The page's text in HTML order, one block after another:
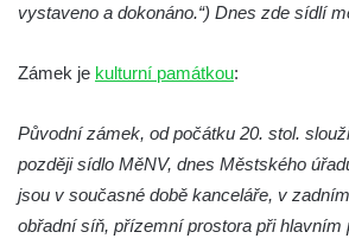
Zámek Stvolínky
Zámek Janov
Zámek Lišnice
Zámek Rumburk
Bývalý zámek Ledebour
vystaveno a dokonáno.“) Dnes zde sídlí
Zámek je kulturní památkou:
Původní zámek, od počátku 20. stol.
později sídlo MěNV, dnes Městského
jsou v současné době kanceláře, v
obřadní síň, přízemní prostora při hlavním